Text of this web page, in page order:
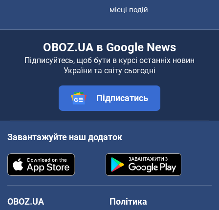
місці подій
OBOZ.UA в Google News
Підписуйтесь, щоб бути в курсі останніх новин
України та світу сьогодні
Підписатись
Завантажуйте наш додаток
OBOZ.UA
Політика